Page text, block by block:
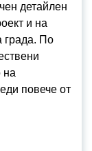
детайлен
и на
града. По
на
повече от